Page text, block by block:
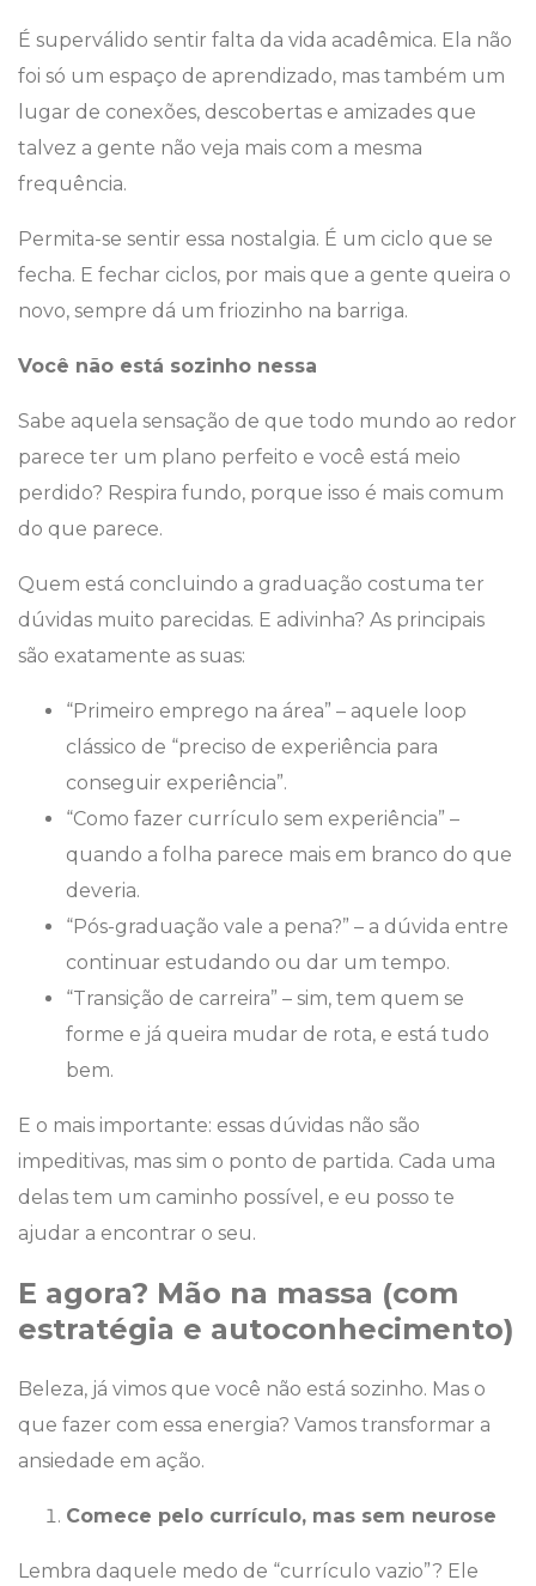
É superválido sentir falta da vida acadêmica. Ela não
foi só um espaço de aprendizado, mas também um
lugar de conexões, descobertas e amizades que
talvez a gente não veja mais com a mesma
frequência.
Permita-se sentir essa nostalgia. É um ciclo que se
fecha. E fechar ciclos, por mais que a gente queira o
novo, sempre dá um friozinho na barriga.
Você não está sozinho nessa
Sabe aquela sensação de que todo mundo ao redor
parece ter um plano perfeito e você está meio
perdido? Respira fundo, porque isso é mais comum
do que parece.
Quem está concluindo a graduação costuma ter
dúvidas muito parecidas. E adivinha? As principais
são exatamente as suas:
“Primeiro emprego na área” – aquele loop
clássico de “preciso de experiência para
conseguir experiência”.
“Como fazer currículo sem experiência” –
quando a folha parece mais em branco do que
deveria.
“Pós-graduação vale a pena?” – a dúvida entre
continuar estudando ou dar um tempo.
“Transição de carreira” – sim, tem quem se
forme e já queira mudar de rota, e está tudo
bem.
E o mais importante: essas dúvidas não são
impeditivas, mas sim o ponto de partida. Cada uma
delas tem um caminho possível, e eu posso te
ajudar a encontrar o seu.
E agora? Mão na massa (com
estratégia e autoconhecimento)
Beleza, já vimos que você não está sozinho. Mas o
que fazer com essa energia? Vamos transformar a
ansiedade em ação.
Comece pelo currículo, mas sem neurose
Lembra daquele medo de “currículo vazio”? Ele